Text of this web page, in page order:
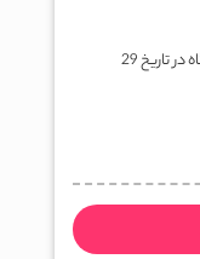
نمایشگاه بین المللی کتاب LIBER این نمایشگاه در تاریخ 29